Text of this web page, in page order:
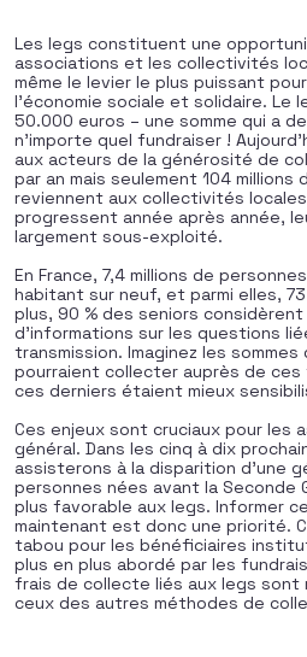
Les legs constituent une
associations et les collectivités
même le levier le plus puissant
l’économie sociale et solidaire. Le
50.000 euros – une somme qui a
n’importe quel fundraiser !
aux acteurs de la générosité de
par an mais seulement 104 millions
reviennent aux collectivités
progressent année après année,
largement sous-exploité.
En France, 7,4 millions de
habitant sur neuf, et parmi elles,
plus, 90 % des seniors considèrent
d’informations sur les questions
transmission. Imaginez les
pourraient collecter auprès de
ces derniers étaient mieux
Ces enjeux sont cruciaux pour les
général. Dans les cinq à dix
assisterons à la disparition d’une
personnes nées avant la Seconde
plus favorable aux legs. Informer
maintenant est donc une priorité.
tabou pour les bénéficiaires
plus en plus abordé par les
frais de collecte liés aux legs sont
ceux des autres méthodes de